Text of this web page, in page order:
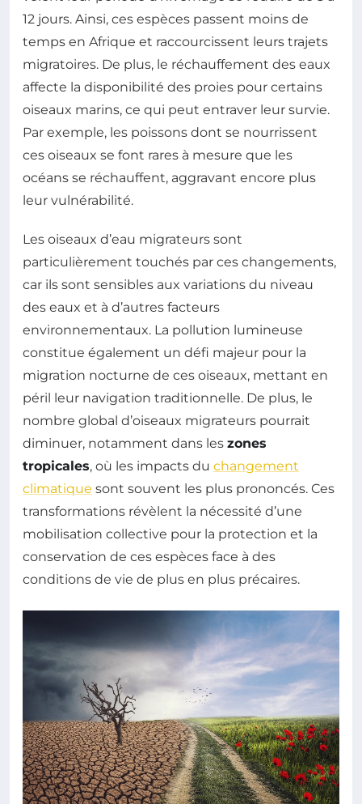
12 jours. Ainsi, ces espèces passent moins de
temps en Afrique et raccourcissent leurs trajets
migratoires. De plus, le réchauffement des eaux
affecte la disponibilité des proies pour certains
oiseaux marins, ce qui peut entraver leur survie.
Par exemple, les poissons dont se nourrissent
ces oiseaux se font rares à mesure que les
océans se réchauffent, aggravant encore plus
leur vulnérabilité.
Les oiseaux d’eau migrateurs sont
particulièrement touchés par ces changements,
car ils sont sensibles aux variations du niveau
des eaux et à d’autres facteurs
environnementaux. La pollution lumineuse
constitue également un défi majeur pour la
migration nocturne de ces oiseaux, mettant en
péril leur navigation traditionnelle. De plus, le
nombre global d’oiseaux migrateurs pourrait
diminuer, notamment dans les zones
tropicales, où les impacts du changement
climatique sont souvent les plus prononcés. Ces
transformations révèlent la nécessité d’une
mobilisation collective pour la protection et la
conservation de ces espèces face à des
conditions de vie de plus en plus précaires.